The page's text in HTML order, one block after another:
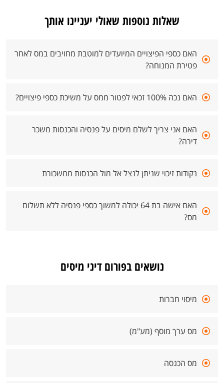
שאלות נוספות שאולי יעניינו אותך
האם כספי הפיצויים המיועדים למוטבת מחויבים במס לאחר
פטירת המנוחה?
האם נכה 100% זכאי לפטור ממס על משיכת כספי פיצויים?
האם אני צריך לשלם מיסים על פנסיה והכנסות משכר
דירה?
נקודות זיכוי שניתן לנצל אל מול הכנסות ממשכורת
האם אישה בת 64 יכולה למשוך כספי פנסיה ללא תשלום
מס?
נושאים בפורום דיני מיסים
מיסוי חברות
מס ערך מוסף (מע"מ)
מס הכנסה